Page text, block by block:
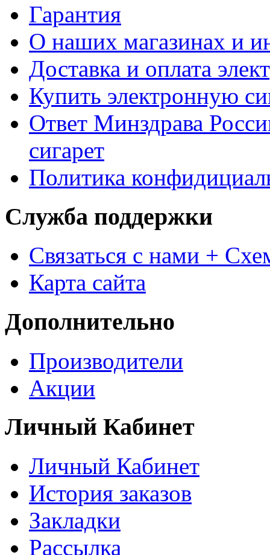
Гарантия
О наших магазинах и
Доставка и оплата
Купить электронную
Ответ Минздрава
сигарет
Политика
Служба поддержки
Связаться с нами +
Карта сайта
Дополнительно
Производители
Акции
Личный Кабинет
Личный Кабинет
История заказов
Закладки
Рассылка